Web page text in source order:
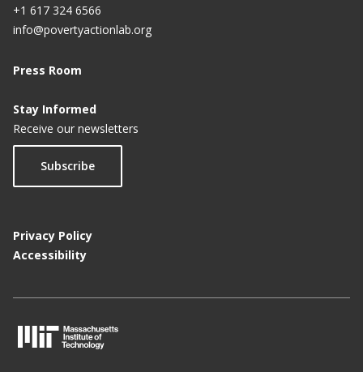
+1 617 324 6566
info@povertyactionlab.org
Press Room
Stay Informed
Receive our newsletters
Subscribe
Privacy Policy
Accessibility